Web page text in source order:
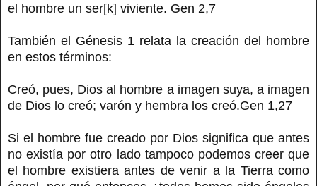
el hombre un ser[k] viviente. Gen 2,7
También el Génesis 1 relata la creación del hombre
en estos términos:
Creó, pues, Dios al hombre a imagen suya, a imagen
de Dios lo creó; varón y hembra los creó.Gen 1,27
Si el hombre fue creado por Dios significa que antes
no existía por otro lado tampoco podemos creer que
el hombre existiera antes de venir a la Tierra como